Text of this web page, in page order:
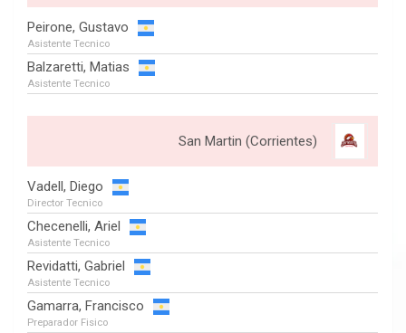
Peirone, Gustavo
Asistente Tecnico
Balzaretti, Matias
Asistente Tecnico
San Martin (Corrientes)
Vadell, Diego
Director Tecnico
Checenelli, Ariel
Asistente Tecnico
Revidatti, Gabriel
Asistente Tecnico
Gamarra, Francisco
Preparador Fisico